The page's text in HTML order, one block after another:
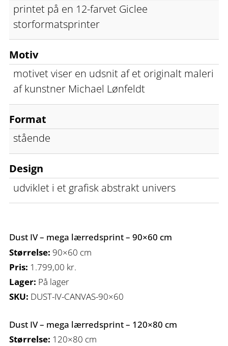
printet på en 12-farvet Giclee
storformatsprinter
Motiv
motivet viser en udsnit af et originalt maleri
af kunstner Michael Lønfeldt
Format
stående
Design
udviklet i et grafisk abstrakt univers
Dust IV – mega lærredsprint – 90×60 cm
Størrelse: 90×60 cm
Pris: 1.799,00 kr.
Lager: På lager
SKU: DUST-IV-CANVAS-90×60
Dust IV – mega lærredsprint – 120×80 cm
Størrelse: 120×80 cm